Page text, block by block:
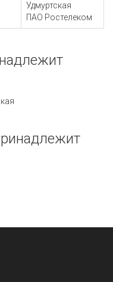
Удмуртская
ПАО Ростелеком